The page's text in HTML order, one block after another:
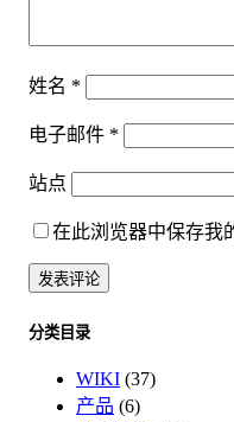
姓名 *
电子邮件 *
站点
在此浏览器中保存我
分类目录
WIKI (37)
产品 (6)